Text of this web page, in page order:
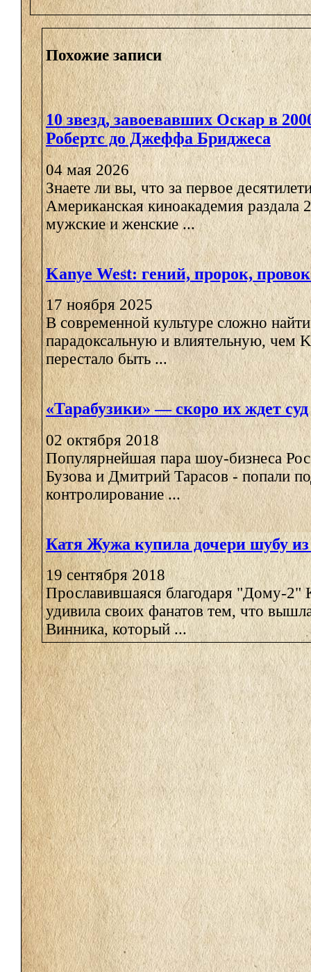
Похожие записи
10 звезд, завоевавших Оскар в
Робертс до Джеффа Бриджеса
04 мая 2026
Знаете ли вы, что за первое
Американская киноакадемия раздала
мужские и женские ...
Kanye West: гений, пророк,
17 ноября 2025
В современной культуре сложно
парадоксальную и влиятельную, чем
перестало быть ...
«Тарабузики» — скоро их ждет суд
02 октября 2018
Популярнейшая пара шоу-бизнеса
Бузова и Дмитрий Тарасов - попали
контролирование ...
Катя Жужа купила дочери шубу
19 сентября 2018
Прославившаяся благодаря "Дому-2"
удивила своих фанатов тем, что
Винника, который ...